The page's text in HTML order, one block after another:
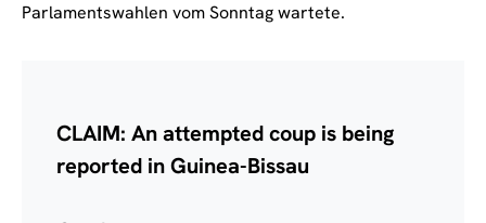
Parlamentswahlen vom Sonntag wartete.
CLAIM: An attempted coup is being
reported in Guinea-Bissau